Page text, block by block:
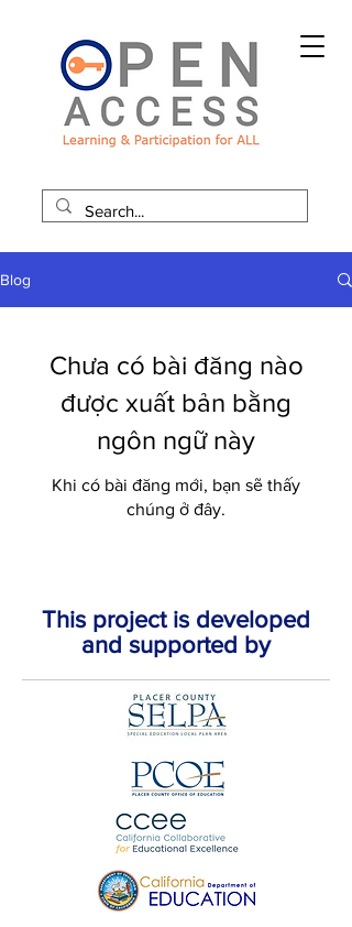
Blog
Chưa có bài đăng nào
được xuất bản bằng
ngôn ngữ này
Khi có bài đăng mới, bạn sẽ thấy
chúng ở đây.
This project is developed
and supported by